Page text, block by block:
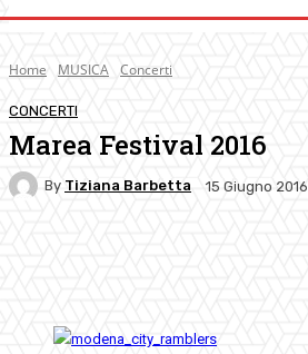
Home MUSICA Concerti
CONCERTI
Marea Festival 2016
By Tiziana Barbetta 15 Giugno 2016